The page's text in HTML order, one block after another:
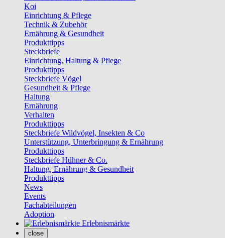
Koi
Einrichtung & Pflege
Technik & Zubehör
Ernährung & Gesundheit
Produkttipps
Steckbriefe
Einrichtung, Haltung & Pflege
Produkttipps
Steckbriefe Vögel
Gesundheit & Pflege
Haltung
Ernährung
Verhalten
Produkttipps
Steckbriefe Wildvögel, Insekten & Co
Unterstützung, Unterbringung & Ernährung
Produkttipps
Steckbriefe Hühner & Co.
Haltung, Ernährung & Gesundheit
Produkttipps
News
Events
Fachabteilungen
Adoption
Erlebnismärkte
close